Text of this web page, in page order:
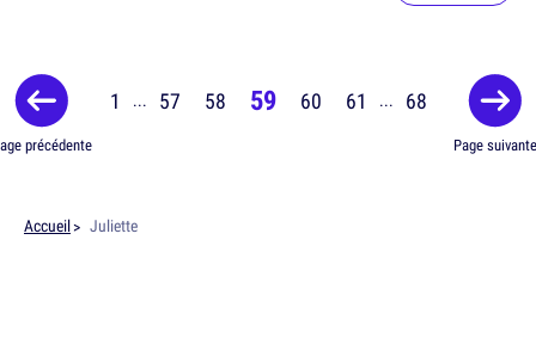
précédente
1 ... 57 58 59 60 61 ... 68
Page suivante
Accueil Juliette